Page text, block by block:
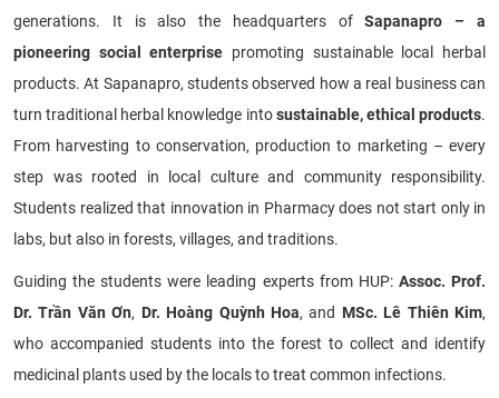
generations. It is also the headquarters ofSapanapro – a
pioneering social enterprise promoting sustainable local herbal
products. At Sapanapro, students observed how a real business can
turn traditional herbal knowledge intosustainable, ethical products.
From harvesting to conservation, production to marketing – every
step was rooted in local culture and community responsibility.
Students realized that innovation in Pharmacy does not start only in
labs, but also in forests, villages, and traditions.
Guiding the students were leading experts from HUP: Assoc. Prof.
Dr. Trần Văn Ơn, Dr. Hoàng Quỳnh Hoa, and MSc. Lê Thiên Kim,
who accompanied students into the forest to collect and identify
medicinal plants used by the locals to treat common infections.